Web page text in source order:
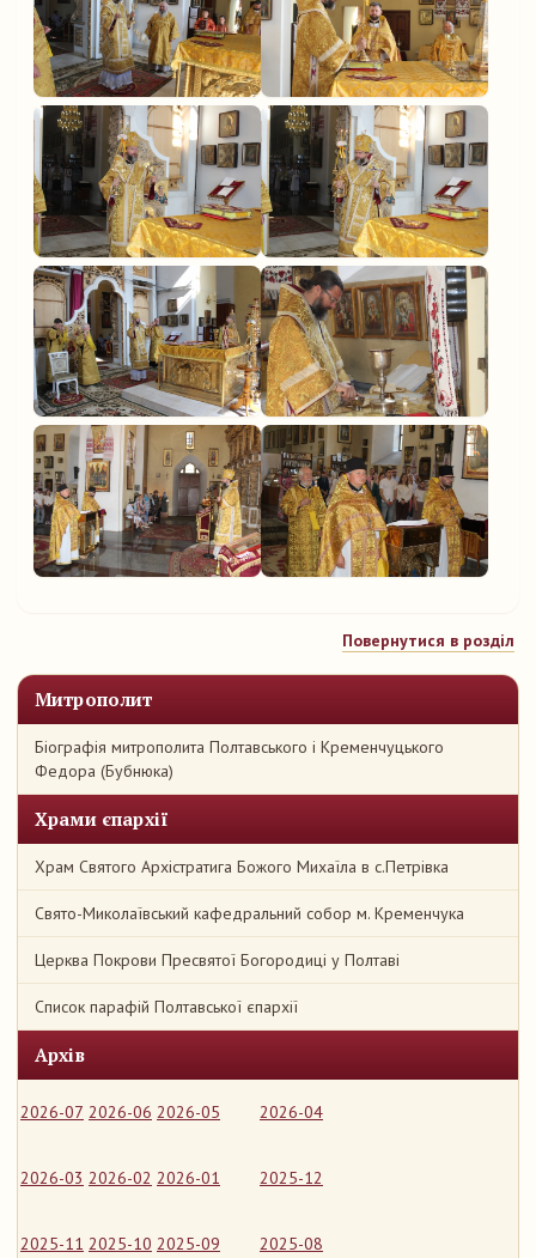
Митрополит
Біографія митрополита Полтавського і Кременчуцького
Федора (Бубнюка)
Храми єпархії
Храм Святого Архістратига Божого Михаїла в с.Петрівка
Свято-Миколаївський кафедральний собор м. Кременчука
Церква Покрови Пресвятої Богородиці у Полтаві
Список парафій Полтавської єпархії
Архів
2026-07 2026-06 2026-05 2026-04
2026-03 2026-02 2026-01 2025-12
2025-11 2025-10 2025-09 2025-08
Повернутися в розділ